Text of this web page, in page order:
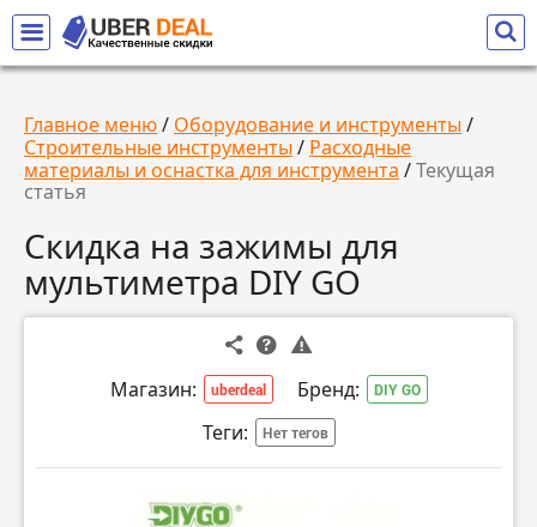
Главное меню/ Оборудование и инструменты /
Строительные инструменты / Расходные
материалы и оснастка для инструмента /Текущая
статья
Скидка на зажимы для
мультиметра DIY GO
Магазин: uberdeal Бренд: DIY GO
Теги: Нет тегов